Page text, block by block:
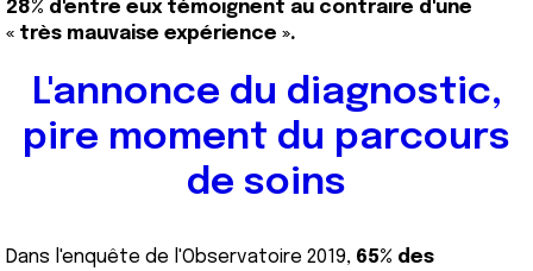
28% d'entre eux témoignent au contraire d'une
« très mauvaise expérience ».
L'annonce du diagnostic,
pire moment du parcours
de soins
Dans l'enquête de l'Observatoire 2019, 65% des